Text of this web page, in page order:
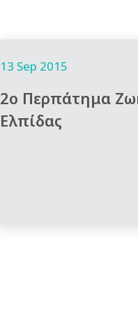
13 Sep 2015
2o Περπάτημα
Ελπίδας